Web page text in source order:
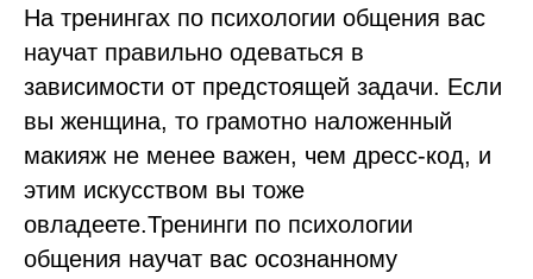
На тренингах по психологии общения вас
научат правильно одеваться в
зависимости от предстоящей задачи. Если
вы женщина, то грамотно наложенный
макияж не менее важен, чем дресс-код, и
этим искусством вы тоже
овладеете.Тренинги по психологии
общения научат вас осознанному